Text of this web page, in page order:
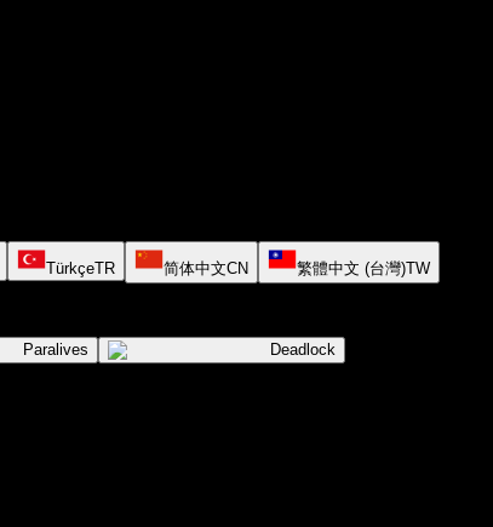
TürkçeTR 简体中文CN 繁體中文 (台灣)TW
Paralives Deadlock